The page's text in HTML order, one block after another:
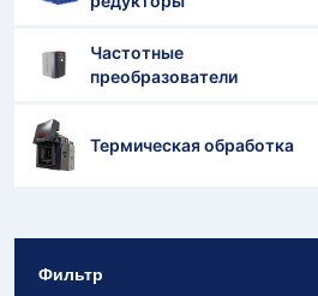
Частотные
преобразователи
Термическая обработка
Фильтр